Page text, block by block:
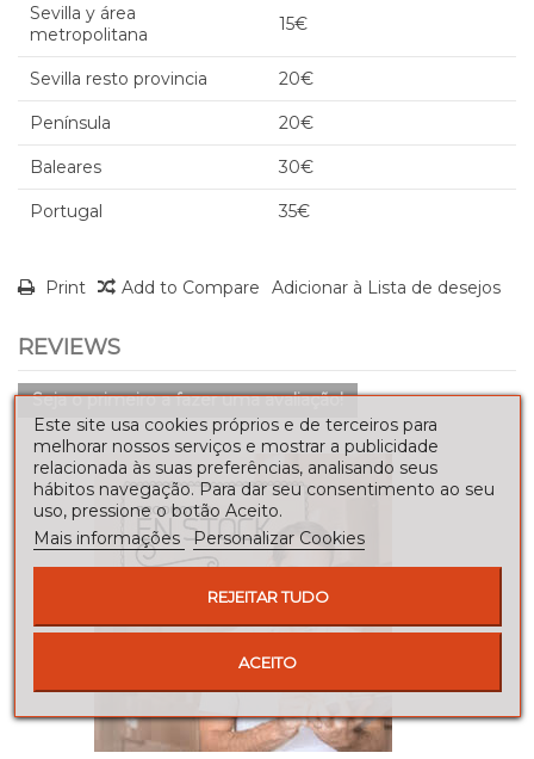
Sevilla y área
metropolitana
15€
Sevilla resto provincia 20€
Península 20€
Baleares 30€
Portugal 35€
Print Add to Compare Adicionar à Lista de desejos
REVIEWS
Seja o primeiro a fazer uma avaliação!
Este site usa cookies próprios e de terceiros para
melhorar nossos serviços e mostrar a publicidade
relacionada às suas preferências, analisando seus
hábitos navegação. Para dar seu consentimento ao seu
uso, pressione o botão Aceito.
Mais informações Personalizar Cookies
REJEITAR TUDO
ACEITO